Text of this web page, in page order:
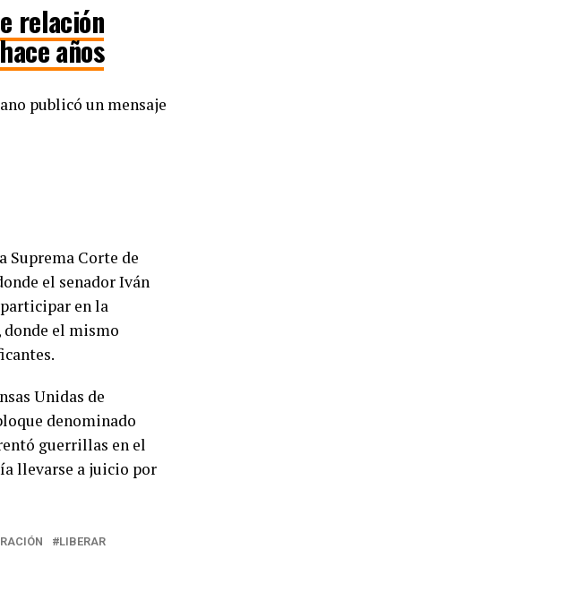
relación
años
publicó un mensaje
Suprema Corte de
el senador Iván
en la
donde el mismo
Unidas de
denominado
guerrillas en el
llevarse a juicio por
LIBERAR